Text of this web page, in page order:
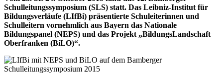
Schulleitungssymposium (SLS) statt. Das Leibniz-Institut für
Bildungsverläufe (LIfBi) präsentierte Schuleiterinnen und
Schulleitern vornehmlich aus Bayern das Nationale
Bildungspanel (NEPS) und das Projekt „BildungsLandschaft
Oberfranken (BiLO)“.